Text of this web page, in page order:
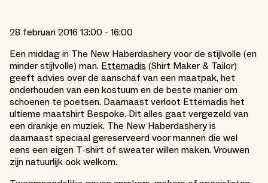
28 februari 2016 13:00 - 16:00
Een middag in The New Haberdashery voor de stijlvolle (en
minder stijlvolle) man. Ettemadis (Shirt Maker & Tailor)
geeft advies over de aanschaf van een maatpak, het
onderhouden van een kostuum en de beste manier om
schoenen te poetsen. Daarnaast verloot Ettemadis het
ultieme maatshirt Bespoke. Dit alles gaat vergezeld van
een drankje en muziek. The New Haberdashery is
daarnaast speciaal gereserveerd voor mannen die wel
eens een eigen T-shirt of sweater willen maken. Vrouwen
zijn natuurlijk ook welkom.